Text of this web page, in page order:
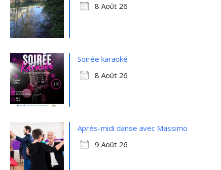
8 Août 26
Soirée karaoké
8 Août 26
Après-midi danse avec Massimo
9 Août 26